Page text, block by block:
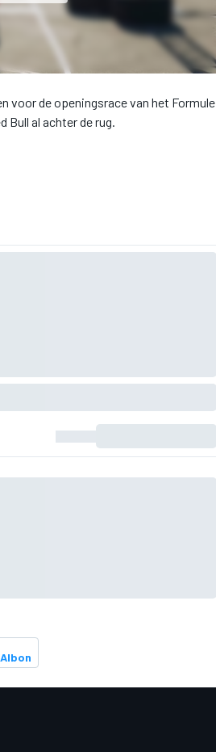
voor de openingsrace van het Formule
Bull al achter de rug.